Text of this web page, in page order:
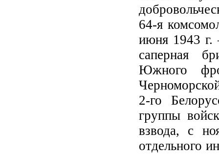
64-я
июня 1943 г.
саперная
Южного
2-го
группы
взвода, с
отдельного